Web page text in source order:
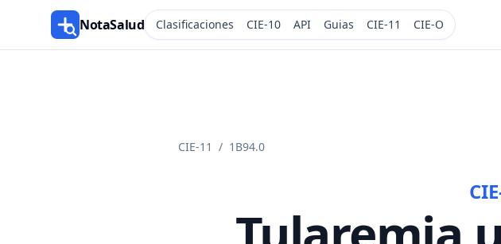
NotaSalud Clasificaciones CIE-10 API Guias CIE-11 CIE-O
CIE-11 / 1B94.0